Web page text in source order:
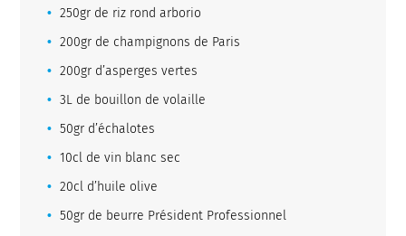
250gr de riz rond arborio
200gr de champignons de Paris
200gr d’asperges vertes
3L de bouillon de volaille
50gr d’échalotes
10cl de vin blanc sec
20cl d’huile olive
50gr de beurre Président Professionnel